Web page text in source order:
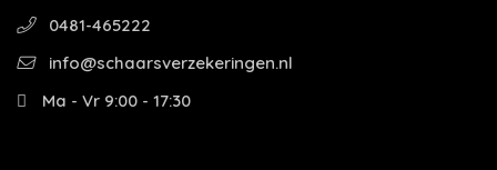
0481-465222
info@schaarsverzekeringen.nl
Ma - Vr 9:00 - 17:30